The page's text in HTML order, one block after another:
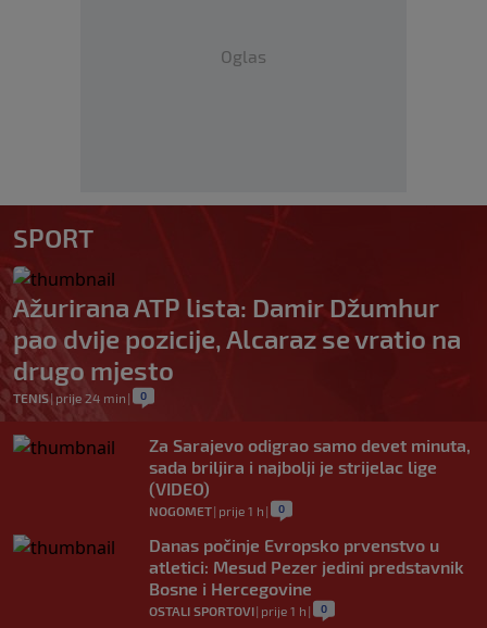
Oglas
SPORT
Ažurirana ATP lista: Damir Džumhur
pao dvije pozicije, Alcaraz se vratio na
drugo mjesto
TENIS| prije 24 min | 0
Za Sarajevo odigrao samo devet minuta,
sada briljira i najbolji je strijelac lige
(VIDEO)
NOGOMET| prije 1 h | 0
Danas počinje Evropsko prvenstvo u
atletici: Mesud Pezer jedini predstavnik
Bosne i Hercegovine
OSTALI SPORTOVI| prije 1 h | 0